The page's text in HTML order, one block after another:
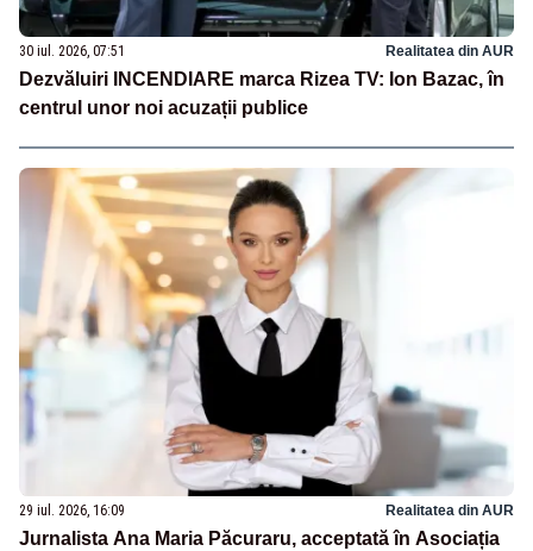
30 iul. 2026, 07:51 Realitatea din AUR
Dezvăluiri INCENDIARE marca Rizea TV: Ion Bazac, în
centrul unor noi acuzații publice
29 iul. 2026, 16:09 Realitatea din AUR
Jurnalista Ana Maria Păcuraru, acceptată în Asociația